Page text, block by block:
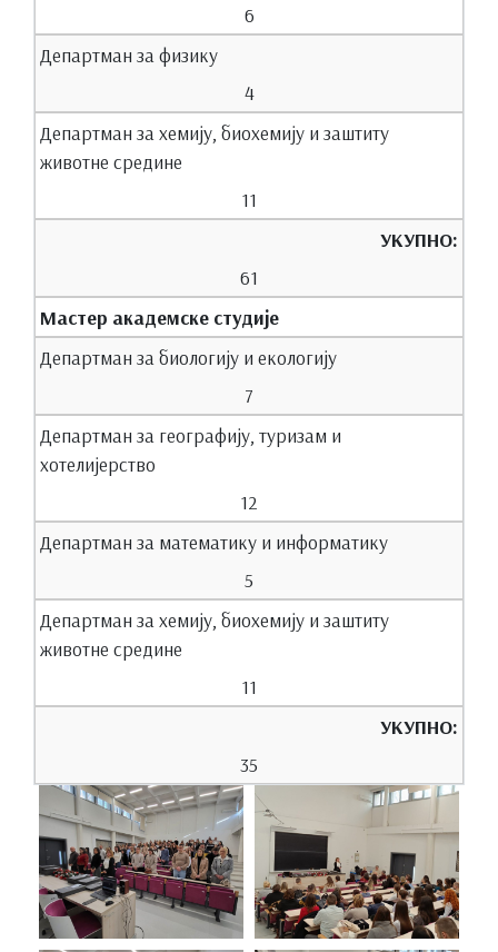
6
Департман за физику
4
Департман за хемију, биохемију и заштиту
животне средине
11
УКУПНО:
61
Мастер академске студије
Департман за биологију и екологију
7
Департман за географију, туризам и
хотелијерство
12
Департман за математику и информатику
5
Департман за хемију, биохемију и заштиту
животне средине
11
УКУПНО:
35